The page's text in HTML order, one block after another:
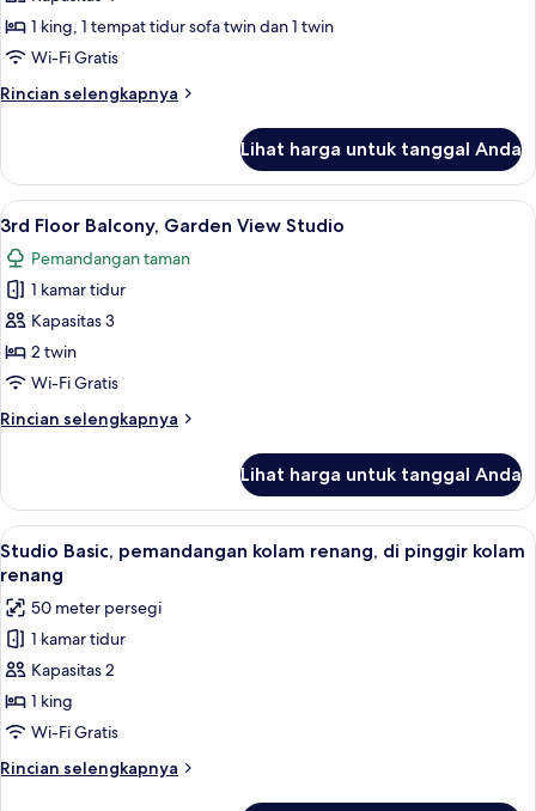
pemandangan
kebun,
eksekutif
1 king, 1 tempat tidur sofa twin dan 1 twin
Wi-Fi Gratis
Rincian selengkapnya
Rincian
Suite,
pemandangan
kebun,
lantai
eksekutif
Lihat harga untuk tanggal Anda
Lihat
semua
foto
untuk
3rd
Floor
Balcony,
View
Meja kerja, ruang kerja ramah
11
3rd Floor Balcony, Garden View Studio
Pemandangan taman
1 kamar tidur
Kapasitas 3
2 twin
Wi-Fi Gratis
Rincian selengkapnya
Rincian
3rd
Floor
Balcony,
Garden
Studio
Lihat harga untuk tanggal Anda
Lihat
semua
foto
untuk
Studio
Basic,
pemandangan
kolam
renang,
di
Studio Basic, pemandangan kolam
8
Studio Basic, pemandangan kolam renang, di pinggir kolam
renang
50 meter persegi
1 kamar tidur
Kapasitas 2
1 king
Wi-Fi Gratis
Rincian selengkapnya
Rincian